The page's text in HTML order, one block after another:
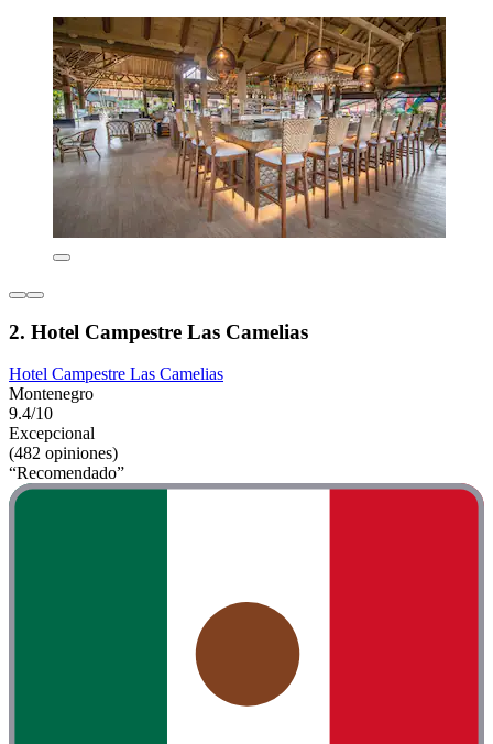
2. Hotel Campestre Las Camelias
Hotel Campestre Las Camelias
Montenegro
9.4/10
Excepcional
(482 opiniones)
“Recomendado”